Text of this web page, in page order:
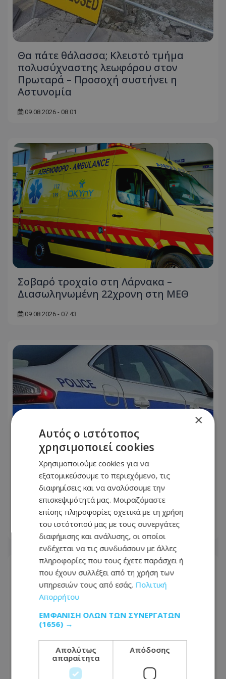
Θα πάτε θάλασσα; Κλειστό τμήμα
πολυσύχναστης λεωφόρου στον
Πρωταρά – Προσοχή συστήνει η
Αστυνομία
09.08.2026 - 08:01
Σοβαρό τροχαίο στη Λάρνακα –
Διασωληνωμένη 22χρονη στη ΜΕΘ
09.08.2026 - 07:43
Νύχτα «φωτιά» για την Αστυνομία -
620 οχήματα στο μικροσκόπιο και
μπαράζ συλλήψεων
09.08.2026 - 07:25
×
Αυτός ο ιστότοπος
χρησιμοποιεί cookies
Χρησιμοποιούμε cookies για να
εξατομικεύσουμε το περιεχόμενο, τις
διαφημίσεις και να αναλύσουμε την
επισκεψιμότητά μας. Μοιραζόμαστε
επίσης πληροφορίες σχετικά με τη χρήση
του ιστότοπού μας με τους συνεργάτες
διαφήμισης και ανάλυσης, οι οποίοι
ενδέχεται να τις συνδυάσουν με άλλες
πληροφορίες που τους έχετε παράσχει ή
που έχουν συλλέξει από τη χρήση των
υπηρεσιών τους από εσάς. Πολιτική
Απορρήτου
ΕΜΦΆΝΙΣΗ ΌΛΩΝ ΤΩΝ ΣΥΝΕΡΓΑΤΏΝ
(1656) →
Απολύτως
απαραίτητα
Απόδοσης